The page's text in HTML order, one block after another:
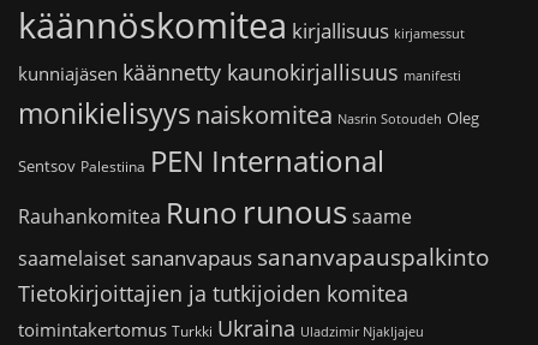
käännöskomitea kirjallisuus kirjamessut
kunniajäsen käännetty kaunokirjallisuus manifesti
monikielisyys naiskomitea Nasrin Sotoudeh Oleg
Sentsov Palestiina PEN International
Rauhankomitea Runo runoussaame
saamelaiset sananvapaus sananvapauspalkinto
Tietokirjoittajien ja tutkijoiden komitea
toimintakertomus Turkki Ukraina Uladzimir Njakljajeu